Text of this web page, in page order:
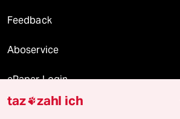
Feedback
Aboservice
ePaper Login
Downloads für Abonnierende
taz zahl ich